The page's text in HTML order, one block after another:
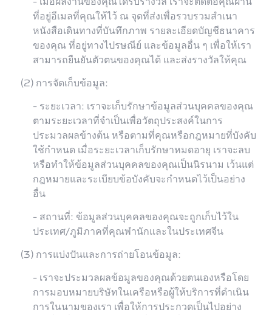
ที่อยู่อีเมลที่คุณให้ไว้ ณ จุดที่ส่งเพื่อรวบรวมสำเนา
หนังสือเดินทางที่บันทึกภาพ รายละเอียดบัญชีธนาคาร
ของคุณ ที่อยู่ทางไปรษณีย์ และข้อมูลอื่น ๆ เพื่อให้เรา
สามารถยืนยันตัวตนของคุณได้ และส่งรางวัลให้คุณ
(2) การจัดเก็บข้อมูล:
- ระยะเวลา: เราจะเก็บรักษาข้อมูลส่วนบุคคลของคุณ
ตามระยะเวลาที่จำเป็นเพื่อวัตถุประสงค์ในการ
ประมวลผลข้างต้น หรือตามที่คุณหรือกฎหมายที่บังคับ
ใช้กำหนด เมื่อระยะเวลาเก็บรักษาหมดอายุ เราจะลบ
หรือทำให้ข้อมูลส่วนบุคคลของคุณเป็นนิรนาม เว้นแต่
กฎหมายและระเบียบข้อบังคับจะกำหนดไว้เป็นอย่าง
อื่น
- สถานที่: ข้อมูลส่วนบุคคลของคุณจะถูกเก็บไว้ใน
ประเทศ/ภูมิภาคที่คุณพำนักและในประเทศจีน
(3) การแบ่งปันและการถ่ายโอนข้อมูล:
- เราจะประมวลผลข้อมูลของคุณด้วยตนเองหรือโดย
การมอบหมายบริษัทในเครือหรือผู้ให้บริการที่ดำเนิน
การในนามของเรา เพื่อให้การประกวดเป็นไปอย่าง